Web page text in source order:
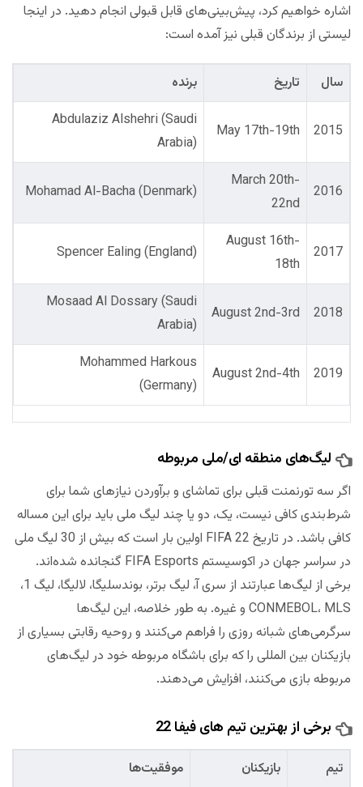
اشاره خواهیم کرد، پیش‌بینی‌های قابل قبولی انجام دهید. در اینجا
لیستی از برندگان قبلی نیز آمده است:
سال تاریخ برنده
2015
May 17th-19th
Abdulaziz Alshehri (Saudi
Arabia)
2016
March 20th-
22nd
Mohamad Al-Bacha (Denmark)
2017
August 16th-
18th
Spencer Ealing (England)
2018
August 2nd-3rd
Mosaad Al Dossary (Saudi
Arabia)
2019
August 2nd-4th
Mohammed Harkous
(Germany)
لیگ‌های منطقه ای/ملی مربوطه
اگر سه تورنمنت قبلی برای تماشای و برآوردن نیازهای شما برای
شرط‌‌بندی کافی نیست، یک، دو یا چند لیگ ملی باید برای این مساله
کافی باشد. در تاریخ FIFA 22 اولین بار است که بیش از 30 لیگ ملی
در سراسر جهان در اکوسیستم FIFA Esports گنجانده شده‌اند.
برخی از لیگ‌ها عبارتند از سری آ، لیگ برتر، بوندسلیگا، لالیگا، لیگ 1،
CONMEBOL، MLS و غیره. به طور خلاصه، این لیگ‌ها
سرگرمی‌های شبانه روزی را فراهم می‌کنند و روحیه رقابتی بسیاری از
بازیکنان بین المللی را که برای باشگاه مربوطه خود در لیگ‌های
مربوطه بازی می‌کنند، افزایش می‌دهند.
برخی از بهترین تیم های فیفا 22
تیم بازیکنان موفقیت‌ها